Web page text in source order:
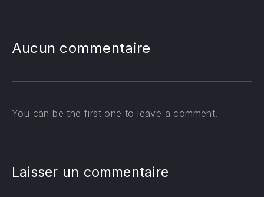
Aucun commentaire
You can be the first one to leave a comment.
Laisser un commentaire